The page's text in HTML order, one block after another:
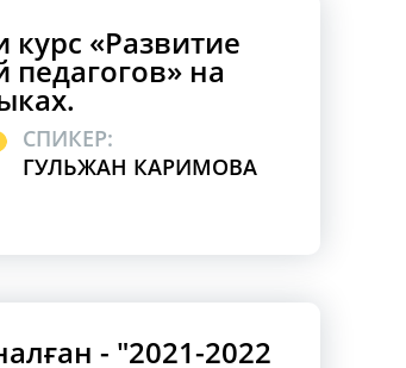
«Развитие
на
СПИКЕР:
ГУЛЬЖАН КАРИМОВА
- "2021-2022